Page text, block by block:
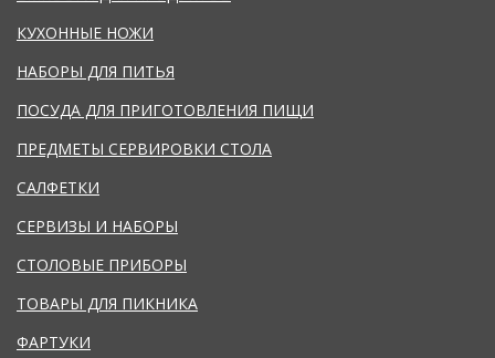
КУХОННЫЕ НОЖИ
НАБОРЫ ДЛЯ ПИТЬЯ
ПОСУДА ДЛЯ ПРИГОТОВЛЕНИЯ ПИЩИ
ПРЕДМЕТЫ СЕРВИРОВКИ СТОЛА
САЛФЕТКИ
СЕРВИЗЫ И НАБОРЫ
СТОЛОВЫЕ ПРИБОРЫ
ТОВАРЫ ДЛЯ ПИКНИКА
ФАРТУКИ